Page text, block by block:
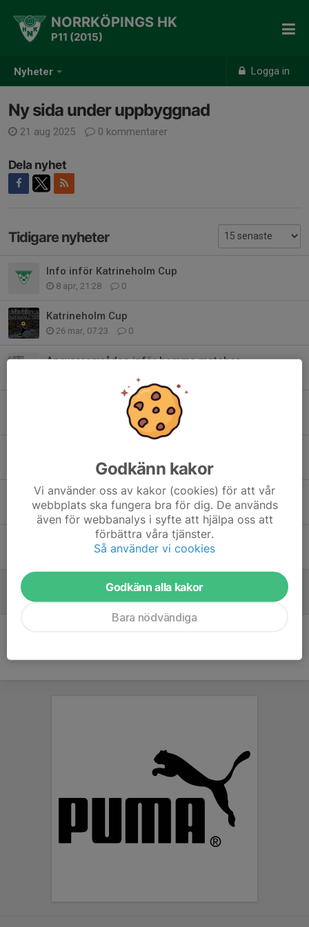
Nyheter Logga in
NORRKÖPINGS HK
P11 (2015)
Ny sida under uppbyggnad
21 aug 2025 0 kommentarer
Dela nyhet
Tidigare nyheter
Info inför Katrineholm Cup
8 apr, 21:28 0
Katrineholm Cup
26 mar, 07:23 0
Ansvarsområden inför hemma matcher
SäsongsKickoff 27/9
0
8 sep 2025 0
Matcher 2025/2026
3 sep 2025 0
Viktig info att ta del av inför föräldramötet
22 aug 2025 0
Ny sida under uppbyggnad
21 aug 2025 0
Godkänn kakor
Vi använder oss av kakor (cookies) för att vår
webbplats ska fungera bra för dig. De används
även för webbanalys i syfte att hjälpa oss att
förbättra våra tjänster.
Så använder vi cookies
Godkänn alla kakor
Bara nödvändiga